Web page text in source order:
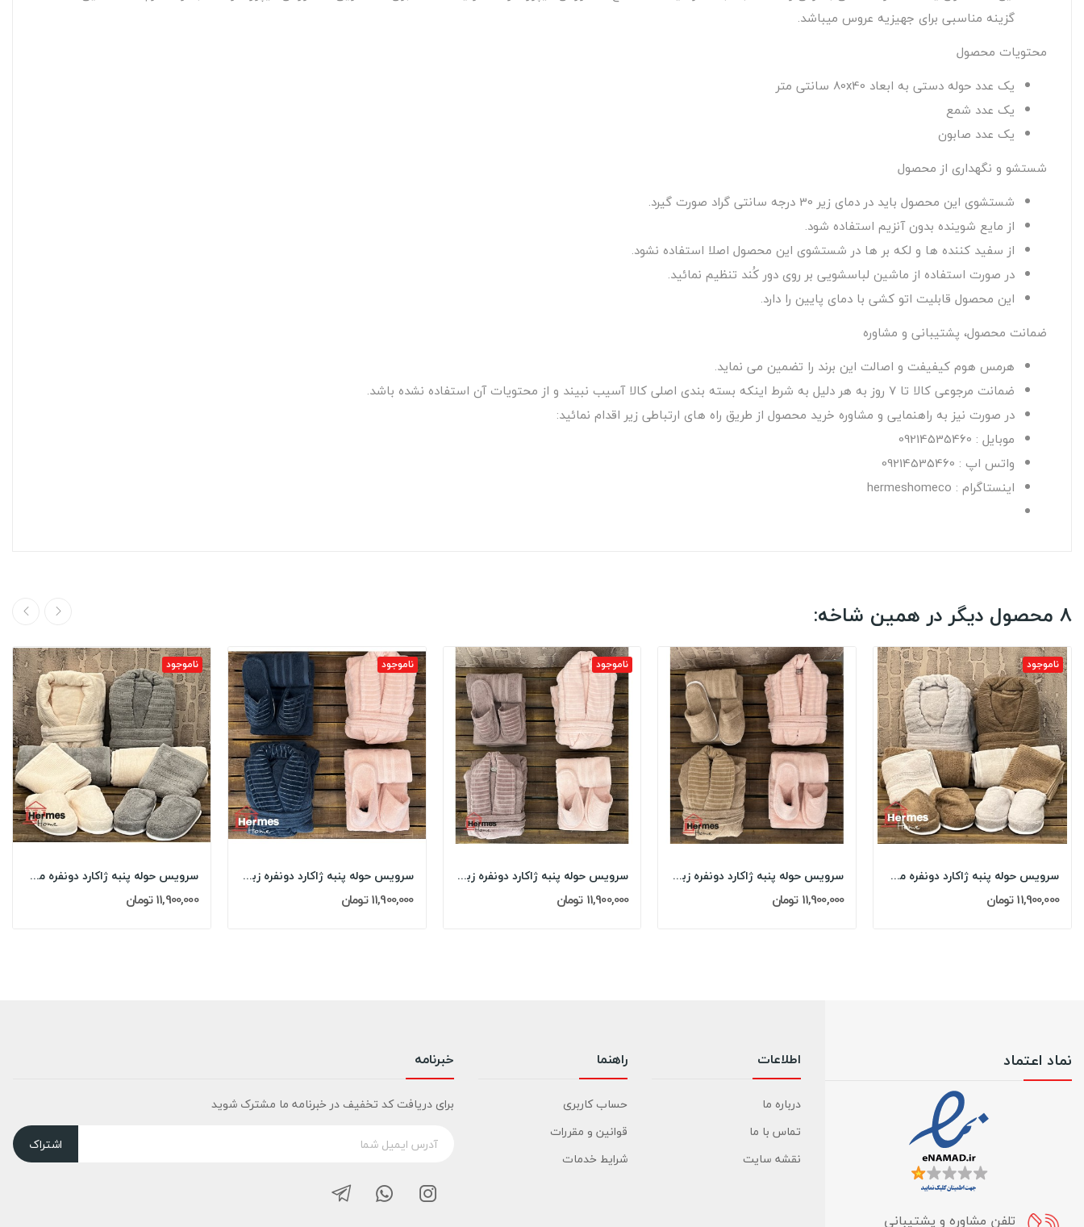
گزینه مناسبی برای جهیزیه عروس میباشد.
محتویات محصول
یک عدد حوله دستی به ابعاد 80x40 سانتی متر
یک عدد شمع
یک عدد صابون
شستشو و نگهداری از محصول
شستشوی این محصول باید در دمای زیر 30 درجه سانتی گراد صورت گیرد.
از مایع شوینده بدون آنزیم استفاده شود.
از سفید کننده ها و لکه بر ها در شستشوی این محصول اصلا استفاده نشود.
در صورت استفاده از ماشین لباسشویی بر روی دور کُند تنظیم نمائید.
این محصول قابلیت اتو کشی با دمای پایین را دارد.
ضمانت محصول، پشتیبانی و مشاوره
هرمس هوم کیفیفت و اصالت این برند را تضمین می نماید.
ضمانت مرجوعی کالا تا 7 روز به هر دلیل به شرط اینکه بسته بندی اصلی کالا آسیب نبیند و از محتویات آن استفاده نشده باشد.
در صورت نیز به راهنمایی و مشاوره خرید محصول از طریق راه های ارتباطی زیر اقدام نمائید:
موبایل : 09214535460
واتس اپ : 09214535460
اینستاگرام : hermeshomeco
8 محصول دیگر در همین شاخه:
ناموجود
سرویس حوله پنبه ژاکارد دونفره مدل: DIMORA...
11,900,000 تومان
ناموجود
سرویس حوله پنبه ژاکارد دونفره زبرا مدل: (ZEBRA...
11,900,000 تومان
ناموجود
سرویس حوله پنبه ژاکارد دونفره زبرا مدل: (ZEBRA...
11,900,000 تومان
سرویس حوله پنبه ژاکارد دونفره زبرا مدل: (ZEBRA...
11,900,000 تومان
ناموجود
سرویس حوله پنبه ژاکارد دونفره مدل: DIMORA...
11,900,000 تومان
نماد اعتماد
تلفن مشاوره و پشتیبانی
اطلاعات
درباره ما
تماس با ما
نقشه سایت
راهنما
حساب کاربری
قوانین و مقررات
شرایط خدمات
خبرنامه
برای دریافت کد تخفیف در خبرنامه ما مشترک شوید
اشتراک